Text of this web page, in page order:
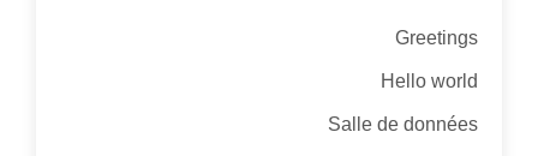
Greetings
Hello world
Salle de données